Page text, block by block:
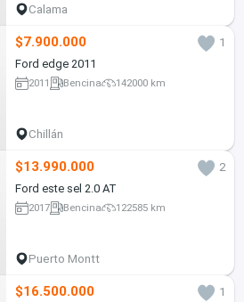
Calama
$7.900.000
1
Ford edge 2011
2011 Bencina 142000 km
Chillán
$13.990.000
2
Ford este sel 2.0 AT
2017 Bencina 122585 km
Puerto Montt
$16.500.000
1